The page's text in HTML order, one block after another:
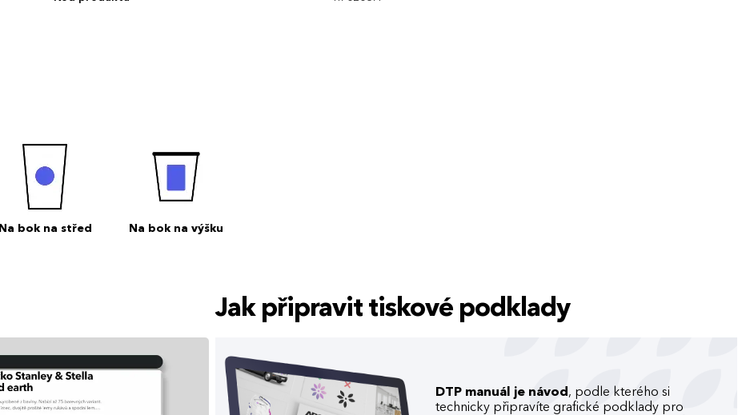
Na bok na střed Na bok na výšku
Jak připravit tiskové podklady
DTP manuál je návod , podle kterého si
technicky připravíte grafické podklady pro